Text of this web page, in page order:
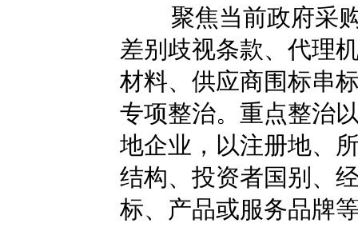
聚焦当前政府采
差别歧视条款、代理
材料、供应商围标串
专项整治。重点整治
地企业，以注册地、
结构、投资者国别、
标、产品或服务品牌